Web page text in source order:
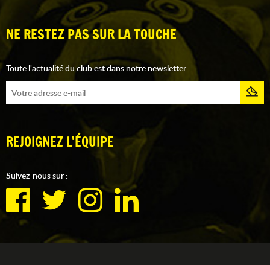
NE RESTEZ PAS SUR LA TOUCHE
Toute l'actualité du club est dans notre newsletter
REJOIGNEZ L'ÉQUIPE
Suivez-nous sur :